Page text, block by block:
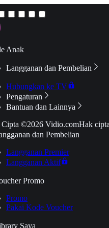
Anak
Langganan dan Pembelian
Hubungkan ke TV
Pengaturan
Bantuan dan Lainnya
©2026 Vidio.comHak
dan Pembelian
Langganan Premier
Langganan Aktif
Promo
Promo
Pakai Kode Voucher
Saya